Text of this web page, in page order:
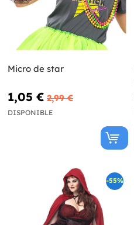
Micro de star
1,05 € 2,99 €
DISPONIBLE
-55%